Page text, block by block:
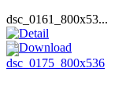
dsc_0161_800x53...